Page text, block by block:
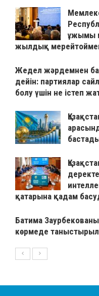
ұжымы
жылдық
Жедел жәрдемнен
дейін: партиялар
болу үшін не істеп
қатарына қадам
Батима
көрмеде